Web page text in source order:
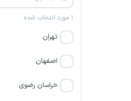
۱ مورد انتخاب شده
تهران
اصفهان
خراسان رضوی